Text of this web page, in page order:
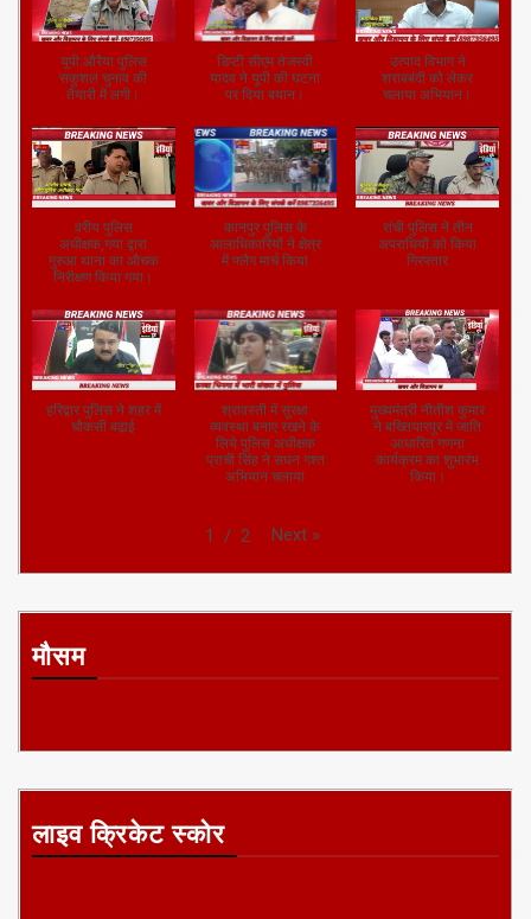
यूपी:औरैया पुलिस
सकुशल चुनाव की
तैयारी में लगी।
डिप्टी सीएम तेजस्वी
यादव ने यूपी की घटना
पर दिया बयान।
उत्पाद विभाग ने
शराबबंदी को लेकर
चलाया अभियान।
वरीय पुलिस
अधीक्षक,गया द्वारा
गुरुआ थाना का औचक
निरीक्षण किया गया।
कानपुर पुलिस के
आलाधिकारियों ने क्षेत्र
में फ्लैग मार्च किया
रांची पुलिस ने तीन
अपराधियों को किया
गिरफ्तार
हरिद्वार पुलिस ने शहर में
चौकसी बढ़ाई
श्रावस्ती में सुरक्षा
व्यवस्था बनाए रखने के
लिये पुलिस अधीक्षक
प्राची सिंह ने सघन गश्त
अभियान चलाया
मुख्यमंत्री नीतीश कुमार
ने बख्तियारपुर में जाति
आधारित गणना
कार्यक्रम का शुभारंभ
किया।
1 / 2 Next »
मौसम
लाइव क्रिकेट स्कोर